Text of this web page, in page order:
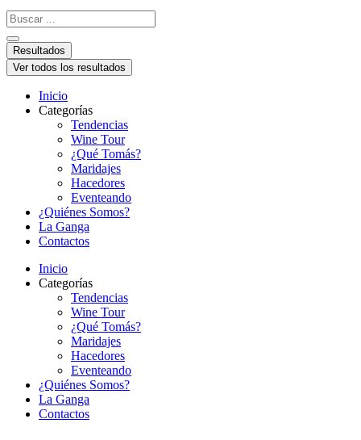
Search
...
Resultados
Ver todos los resultados
Inicio
Categorías
Tendencias
Wine Tour
¿Qué Tomás?
Maridajes
Hacedores
Eventeando
¿Quiénes Somos?
La Ganga
Contactos
Inicio
Categorías
Tendencias
Wine Tour
¿Qué Tomás?
Maridajes
Hacedores
Eventeando
¿Quiénes Somos?
La Ganga
Contactos